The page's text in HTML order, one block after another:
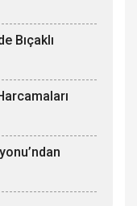
Bıçaklı